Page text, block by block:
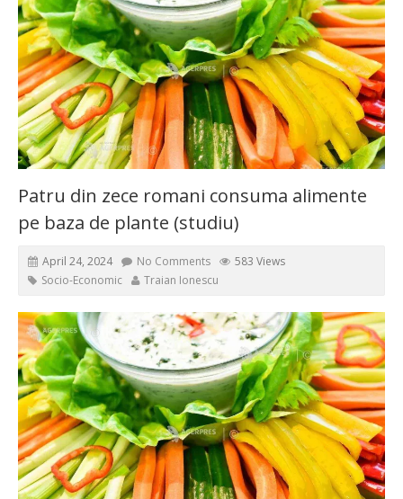
Patru din zece romani consuma alimente
pe baza de plante (studiu)
April 24, 2024 No Comments
583 Views
Socio-Economic
Traian Ionescu